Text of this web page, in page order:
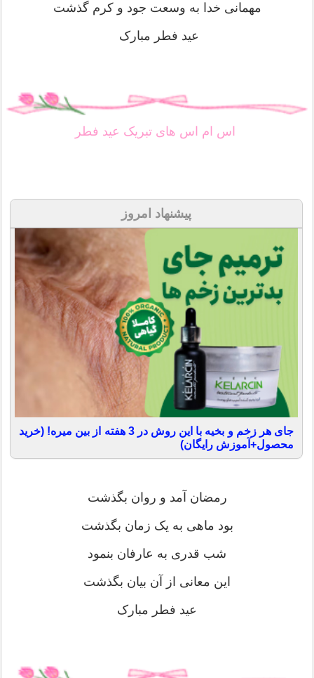
مهمانی خدا به وسعت جود و کرم گذشت
عید فطر مبارک
اس ام اس های تبریک عید فطر
پیشنهاد امروز
جای هر زخم و بخیه با این روش در 3 هفته از بین میره! (خرید
محصول+آموزش رایگان)
رمضان آمد و روان بگذشت
بود ماهی به یک زمان بگذشت
شب قدری به عارفان بنمود
این معانی از آن بیان بگذشت
عید فطر مبارک